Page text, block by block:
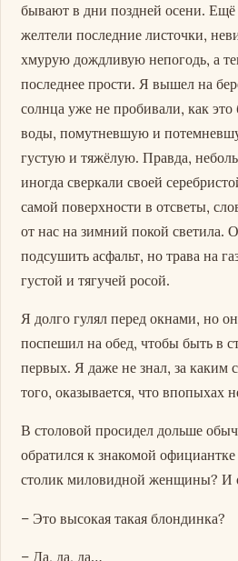
бывают в дни поздней осени. Ещё
желтели последние листочки,
хмурую дождливую непогодь, а
последнее прости. Я вышел на
солнца уже не пробивали, как
воды, помутневшую и
густую и тяжёлую. Правда,
иногда сверкали своей
самой поверхности в отсветы,
от нас на зимний покой светила.
подсушить асфальт, но трава на
густой и тягучей росой.
Я долго гулял перед окнами, но
поспешил на обед, чтобы быть в
первых. Я даже не знал, за каким
того, оказывается, что впопыхах
В столовой просидел дольше
обратился к знакомой официантке
столик миловидной женщины? И
– Это высокая такая блондинка?
– Да, да, да…